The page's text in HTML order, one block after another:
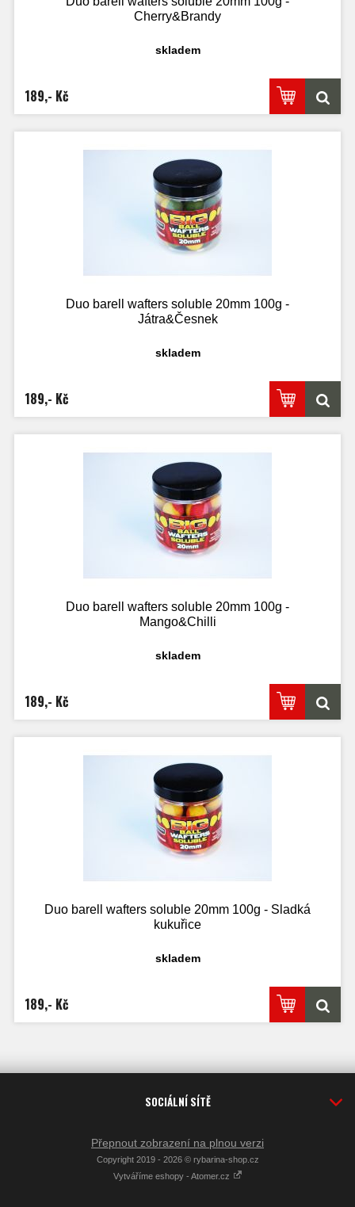
Cherry&Brandy
skladem
189,- Kč
Duo barell wafters soluble 20mm 100g -
Játra&Česnek
skladem
189,- Kč
Duo barell wafters soluble 20mm 100g -
Mango&Chilli
skladem
189,- Kč
Duo barell wafters soluble 20mm 100g - Sladká
kukuřice
skladem
189,- Kč
SOCIÁLNÍ SÍTĚ
Přepnout zobrazení na plnou verzi
Copyright 2019 - 2026 © rybarina-shop.cz
Vytváříme eshopy - Atomer.cz